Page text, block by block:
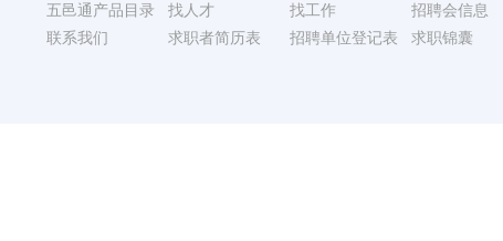
五邑通产品目录
联系我们
找人才
求职者简历表
找工作
招聘单位登记表
招聘会信息
求职锦囊